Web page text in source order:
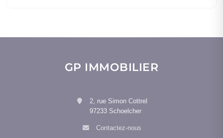
GP IMMOBILIER
2, rue Simon Cottrel
97233 Schoelcher
Contactez-nous